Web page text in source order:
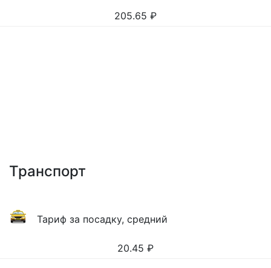
205.65 ₽
Транспорт
Тариф за посадку, средний
20.45 ₽